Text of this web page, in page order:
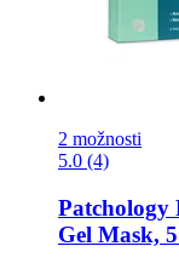
2 možnosti
5.0 (4)
Patchology
Gel Mask,